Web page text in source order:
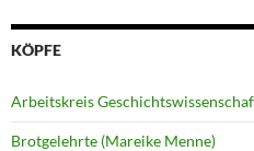
KÖPFE
Arbeitskreis
Brotgelehrte (Mareike Menne)